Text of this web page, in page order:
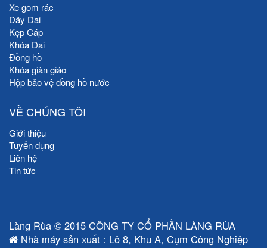
Xe gom rác
Dây Đai
Kẹp Cáp
Khóa Đai
Đồng hồ
Khóa giàn giáo
Hộp bảo vệ đồng hồ nước
VỀ CHÚNG TÔI
Giới thiệu
Tuyển dụng
Liên hệ
Tin tức
Làng Rùa © 2015 CÔNG TY CỔ PHẦN LÀNG RÙA
Nhà máy sản xuất : Lô 8, Khu A, Cụm Công Nghiệp